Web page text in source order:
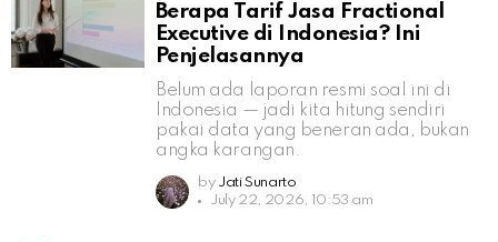
Berapa Tarif Jasa Fractional
Executive di Indonesia? Ini
Penjelasannya
Belum ada laporan resmi soal ini di
Indonesia — jadi kita hitung sendiri
pakai data yang beneran ada, bukan
angka karangan.
by Jati Sunarto
July 22, 2026, 10:53 am